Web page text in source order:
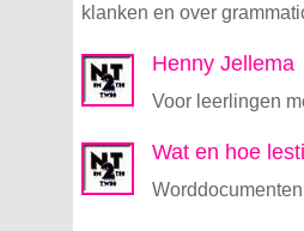
klanken en over
Henny Jellema
Voor leerlingen
Wat en hoe